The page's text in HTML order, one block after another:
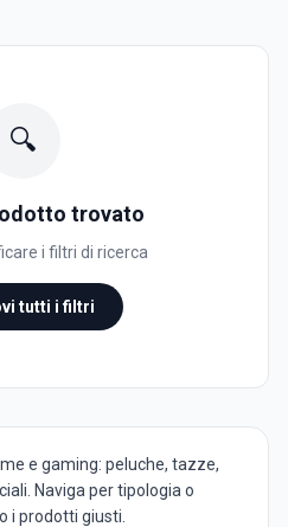
🔍
trovato
i filtri di ricerca
tutti i filtri
e gaming: peluche, tazze,
Naviga per tipologia o
i prodotti giusti.